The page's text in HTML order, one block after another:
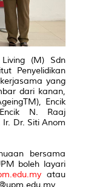
(M) Sdn
Penyelidikan
yang
dari kanan,
Encik
N. Raaj
Ir. Dr. Siti Anom
bersama
boleh layari
atau